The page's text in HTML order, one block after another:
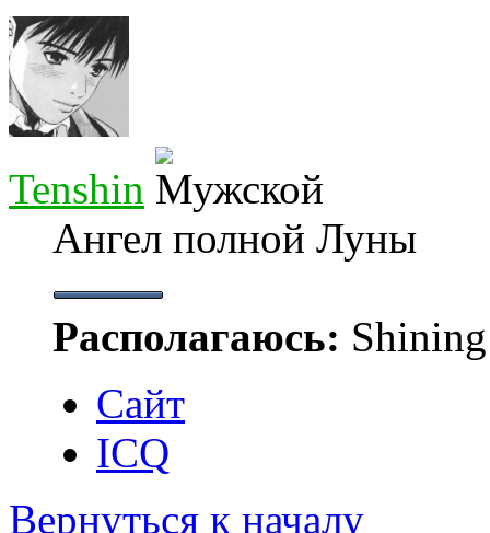
Tenshin
Ангел полной Луны
Располагаюсь:
Сайт
ICQ
Вернуться к началу